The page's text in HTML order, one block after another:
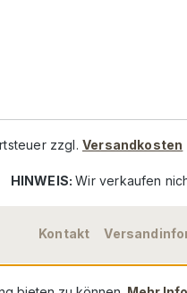
zzgl. Versandkosten
HINWEIS:Wir verkaufen
Kontakt